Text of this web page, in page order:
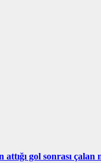
gol sonrası çalan